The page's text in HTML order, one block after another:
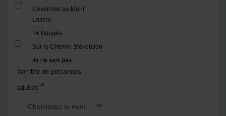
Cévennes au Mont
Lozère
Le Bougès
Sur le Chemin Stevenson
Je ne sais pas
Nombre de personnes
adultes *